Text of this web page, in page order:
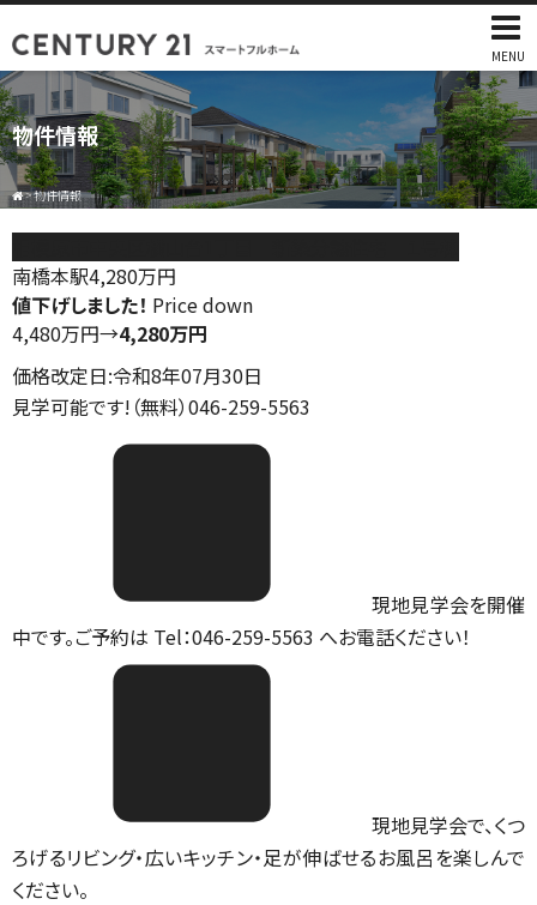
MENU
物件情報
>物件情報
南橋本駅4,280万円
値下げしました！ Price down
4,480万円→4,280万円
価格改定日:令和8年07月30日
見学可能です!（無料）046-259-5563
現地見学会を開催
中です。ご予約は Tel：046-259-5563 へお電話ください！
現地見学会で、くつ
ろげるリビング・広いキッチン・足が伸ばせるお風呂を楽しんで
ください。